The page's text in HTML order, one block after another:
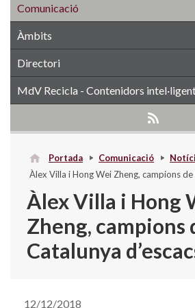
Comunicació
Àmbits
Directori
MdV Recicla - Contenidors
Portada Comunicació
Àlex Villa i Hong Wei Zheng, campions de
Àlex Villa i Hong
Zheng, campions
Catalunya
12/12/2018